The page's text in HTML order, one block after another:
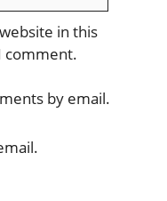
in this
comment.
by email.